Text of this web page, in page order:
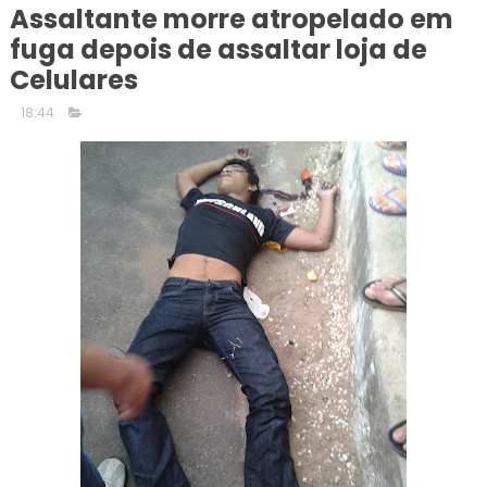
Assaltante morre atropelado em
fuga depois de assaltar loja de
Celulares
18:44